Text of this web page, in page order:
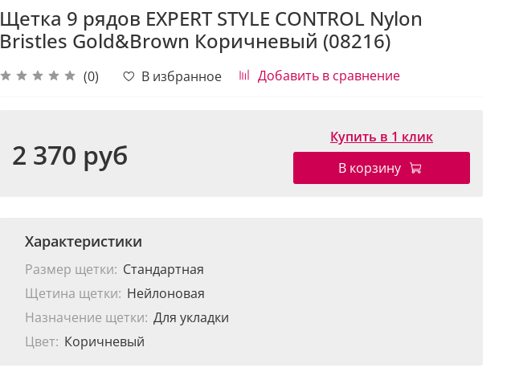
Щетка 9 рядов EXPERT STYLE CONTROL Nylon
Bristles Gold&Brown Коричневый (08216)
(0) В избранное Добавить в сравнение
2 370 руб
Купить в 1 клик
В корзину
Характеристики
Размер щетки: Стандартная
Щетина щетки: Нейлоновая
Назначение щетки: Для укладки
Цвет: Коричневый